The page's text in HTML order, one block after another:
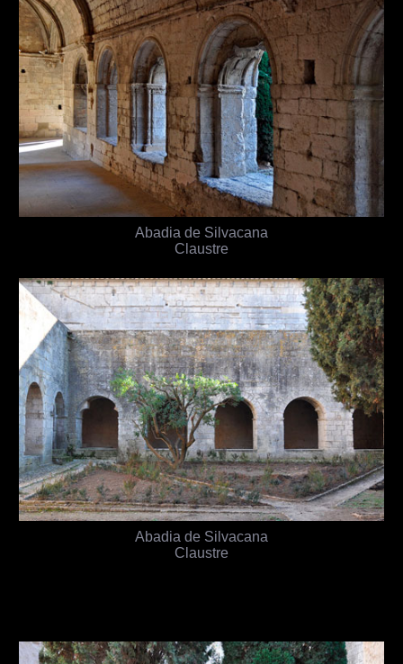
Abadia de Silvacana
Claustre
Abadia de Silvacana
Claustre